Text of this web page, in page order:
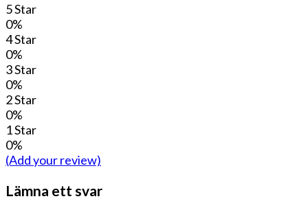
5 Star
0%
4 Star
0%
3 Star
0%
2 Star
0%
1 Star
0%
(Add your review)
Lämna ett svar